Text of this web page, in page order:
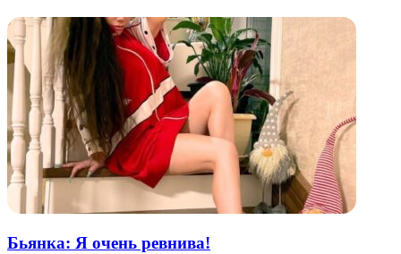
Бьянка: Я очень ревнива!